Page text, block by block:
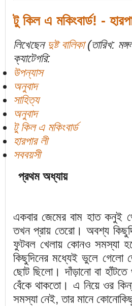
টু কিল এ মকিংবার্ড! -
লিখেছেন দুষ্ট বালিকা(তারিখ:
ক্যাটেগরি:
উপন্যাস
অনুবাদ
সাহিত্য
অনুবাদ
টু কিল এ মকিংবার্ড
হারপার লী
সববয়সী
প্রথম অধ্যায়
একবার জেমের বাম হাত কনুই
তখন প্রায় তেরো। অবশ্য
ফুটবল খেলায় কোনও সমস্যা
কিছুদিনের মধ্যেই ভুলে গেলো
ছোট ছিলো। দাঁড়ানো বা হাঁটতে
বেঁকে থাকতো। এ নিয়ে ওর
সমস্যা নেই, তার মানে